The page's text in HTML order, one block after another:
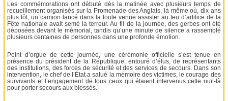
Les commémorations ont débuté dès la matinée avec plusieurs temps de
recueillement organisés sur la Promenade des Anglais, là même où, dix ans
plus tôt, un camion lancé dans la foule venue assister au feu d’artifice de la
Fête nationale avait semé la terreur. Au fil de la journée, des gerbes ont été
déposées devant le mémorial, tandis qu’une minute de silence a rassemblé
plusieurs centaines de personnes dans une profonde émotion.
Point d’orgue de cette journée, une cérémonie officielle s’est tenue en
présence du président de la République, entouré d’élus, de représentants
des institutions, des forces de sécurité et des services de secours. Dans son
intervention, le chef de l’État a salué la mémoire des victimes, le courage des
survivants et l’engagement de tous ceux qui étaient intervenus cette nuit-là
pour porter secours aux blessés.